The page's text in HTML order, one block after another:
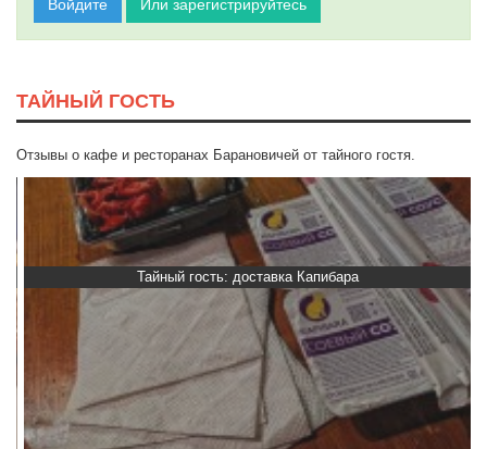
Войдите Или зарегистрируйтесь
ТАЙНЫЙ ГОСТЬ
Отзывы о кафе и ресторанах Барановичей от тайного гостя.
Тайный гость: доставка Капибара